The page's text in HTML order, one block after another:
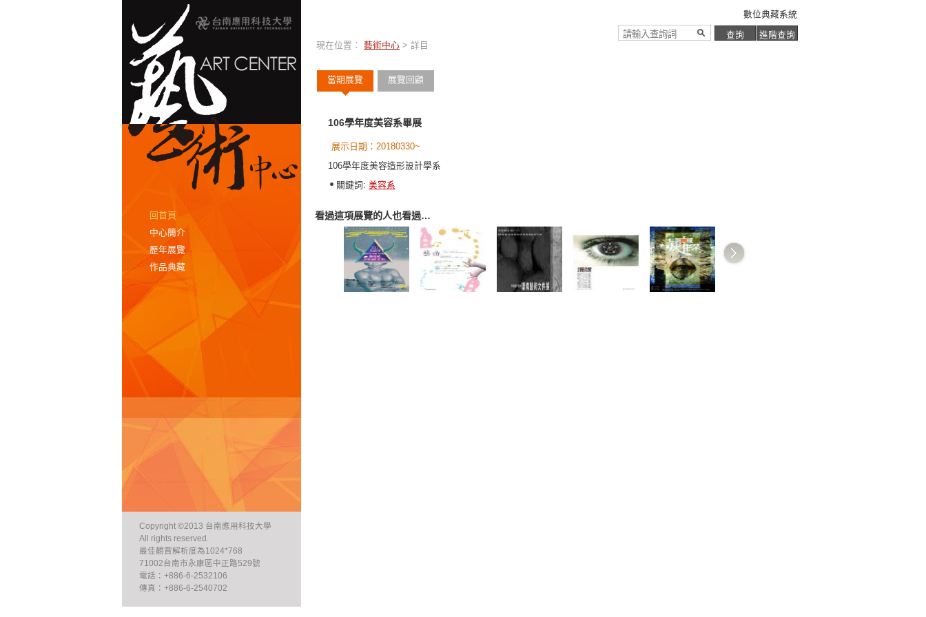
數位典藏系統
回首頁
中心簡介
歷年展覽
作品典藏
Copyright ©2013 台南應用科技大學
All rights reserved.
最佳觀賞解析度為1024*768
71002台南市永康區中正路529號
電話：+886-6-2532106
傳真：+886-6-2540702
現在位置： 藝術中心 > 詳目
當期展覽 展覽回顧
106學年度美容系畢展
展示日期：20180330~
106學年度美容造形設計學系
關鍵詞: 美容系
看過這項展覽的人也看過…